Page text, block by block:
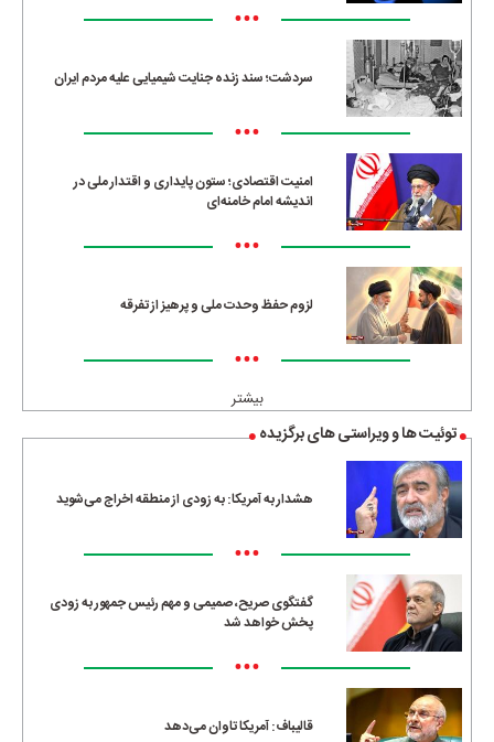
•••
سردشت؛ سند زنده جنایت شیمیایی علیه مردم ایران
•••
امنیت اقتصادی؛ ستون پایداری و اقتدار ملی در
اندیشه امام خامنه‌ای
•••
لزوم حفظ وحدت ملی و پرهیز از تفرقه
•••
بیشتر
توئیت ها و ویراستی های برگزیده
هشدار به آمریکا: به زودی از منطقه اخراج می‌شوید
•••
گفتگوی صریح، صمیمی و مهم رئیس جمهور به زودی
پخش خواهد شد
•••
قالیباف: آمریکا تاوان می‌دهد